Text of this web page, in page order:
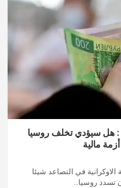
: هل سيؤدي تخلف روسيا
مالية
في التصاعد شيئا
تسدد روسيا…